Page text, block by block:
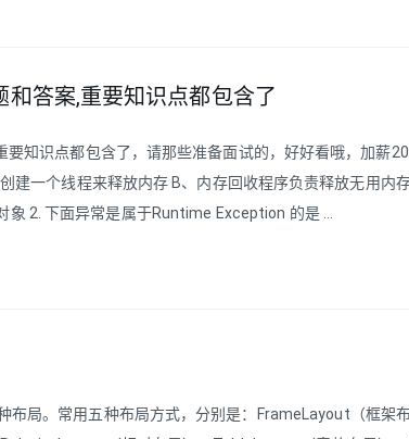
答案,重要知识点都包含了
知识点都包含了，请那些准备面试的，好好看哦，加薪
建一个线程来释放内存 B、内存回收程序负责释放无用内
2. 下面异常是属于Runtime Exception 的是 ...
布局。常用五种布局方式，分别是：FrameLayout（框架